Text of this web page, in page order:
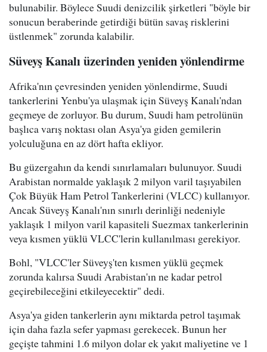
bulunabilir. Böylece Suudi denizcilik şirketleri "böyle bir
sonucun beraberinde getirdiği bütün savaş risklerini
üstlenmek" zorunda kalabilir.
Süveyş Kanalı üzerinden yeniden yönlendirme
Afrika'nın çevresinden yeniden yönlendirme, Suudi
tankerlerini Yenbu'ya ulaşmak için Süveyş Kanalı'ndan
geçmeye de zorluyor. Bu durum, Suudi ham petrolünün
başlıca varış noktası olan Asya'ya giden gemilerin
yolculuğuna en az dört hafta ekliyor.
Bu güzergahın da kendi sınırlamaları bulunuyor. Suudi
Arabistan normalde yaklaşık 2 milyon varil taşıyabilen
Çok Büyük Ham Petrol Tankerlerini (VLCC) kullanıyor.
Ancak Süveyş Kanalı'nın sınırlı derinliği nedeniyle
yaklaşık 1 milyon varil kapasiteli Suezmax tankerlerinin
veya kısmen yüklü VLCC'lerin kullanılması gerekiyor.
Bohl, "VLCC'ler Süveyş'ten kısmen yüklü geçmek
zorunda kalırsa Suudi Arabistan'ın ne kadar petrol
geçirebileceğini etkileyecektir" dedi.
Asya'ya giden tankerlerin aynı miktarda petrol taşımak
için daha fazla sefer yapması gerekecek. Bunun her
geçişte tahmini 1.6 milyon dolar ek yakıt maliyetine ve 1